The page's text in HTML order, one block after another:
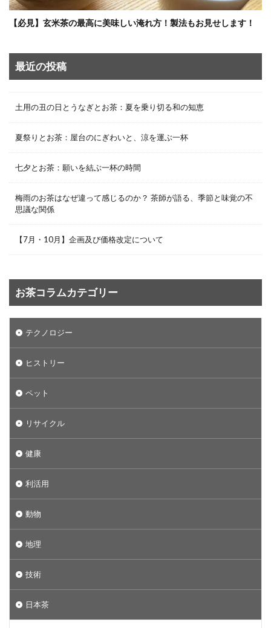
【必見】玄米茶の最高に美味しい淹れ方！製法もお見せします！
最近の投稿
土用の丑の日とうなぎとお茶：夏を乗り切る和の知恵
夏祭りとお茶：屋台のにぎわいと、涼を運ぶ一杯
七夕とお茶：願いを結ぶ一杯の時間
梅雨のお茶はなぜ違って感じるのか？ 茶師が語る、季節と味覚の不
思議な関係
【7月・10月】企画及び価格改定について
お茶コラムカテゴリー
テクノロジー
ヒストリー
ペット
リサイクル
健康
利活用
動物
地理
技術
日本茶